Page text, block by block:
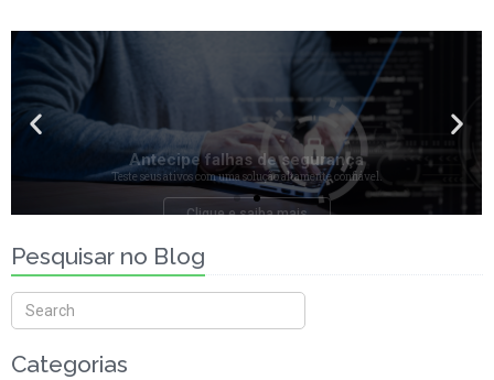
Antecipe falhas de segurança
Teste seus ativos com uma solução altamente confiável.
Clique e saiba mais
Pesquisar no Blog
Categorias